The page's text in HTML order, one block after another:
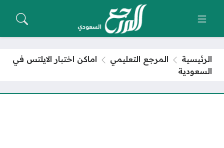
الرئيسية المرجع التعليمي
اماكن اختبار الايلتس في
السعودية